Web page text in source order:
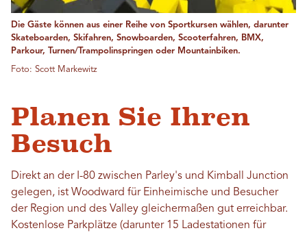
Die Gäste können aus einer Reihe von Sportkursen wählen, darunter
Skateboarden, Skifahren, Snowboarden, Scooterfahren, BMX,
Parkour, Turnen/Trampolinspringen oder Mountainbiken.
Foto: Scott Markewitz
Planen Sie Ihren
Besuch
Direkt an der I-80 zwischen Parley's und Kimball Junction
gelegen, ist Woodward für Einheimische und Besucher
der Region und des Valley gleichermaßen gut erreichbar.
Kostenlose Parkplätze (darunter 15 Ladestationen für